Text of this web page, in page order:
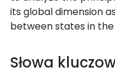
its global dimension
between states in
Słowa